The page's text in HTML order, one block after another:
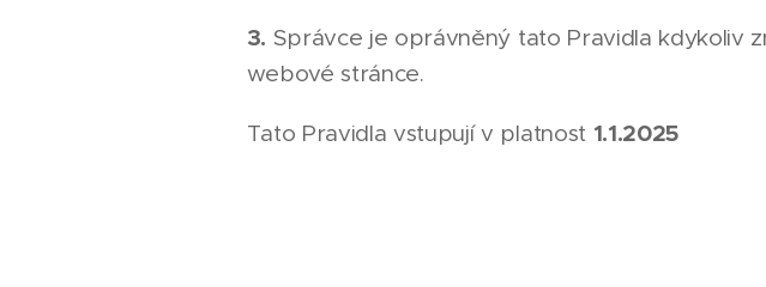
3. Správce je oprávněný tato Pravidla kdykoliv
webové stránce.
Tato Pravidla vstupují v platnost 1.1.2025